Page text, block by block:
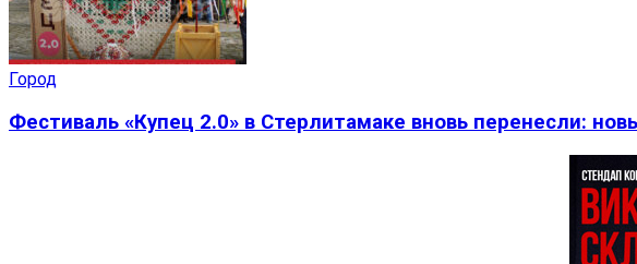
Город
Фестиваль «Купец 2.0» в Стерлитамаке вновь перенесли: